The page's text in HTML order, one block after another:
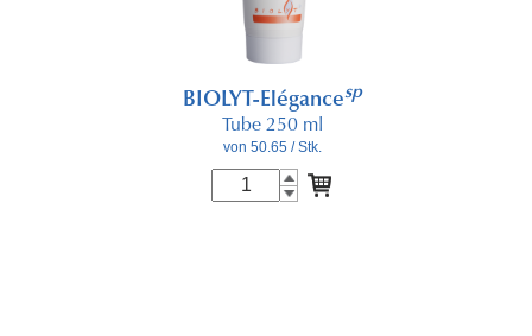
BIOLYT-Elégancesp
Tube 250 ml
von 50.65 / Stk.